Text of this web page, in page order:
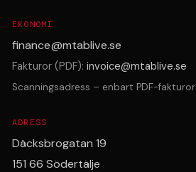
EKONOMI
finance@mtablive.se
Fakturor (PDF): invoice@mtablive.se
Scanningsadress – enbart PDF-fakturor
ADRESS
Däcksbrogatan 19
151 66 Södertälje